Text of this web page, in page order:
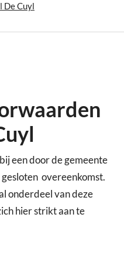
De Cuyl
een door de gemeente
overeenkomst.
onderdeel van deze
hier strikt aan te